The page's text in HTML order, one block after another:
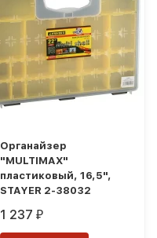
Органайзер
"MULTIMAX"
пластиковый, 16,5",
STAYER 2-38032
1 237₽